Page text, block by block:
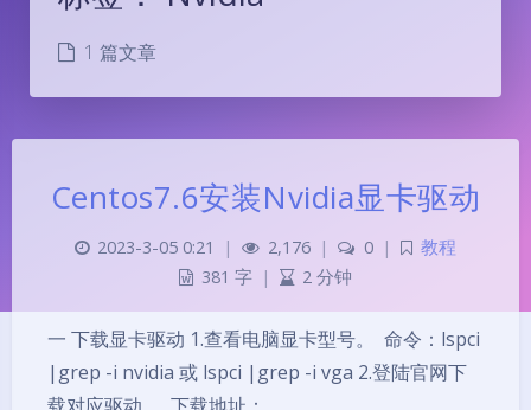
夜间模式
1 篇文章
Centos7.6安装Nvidia显卡驱动
2023-3-05 0:21 | 2,176 | 0 |
教程
381 字 | 2 分钟
一 下载显卡驱动 1.查看电脑显卡型号。 命令：lspci
|grep -i nvidia 或 lspci |grep -i vga 2.登陆官网下
载对应驱动。 下载地址：